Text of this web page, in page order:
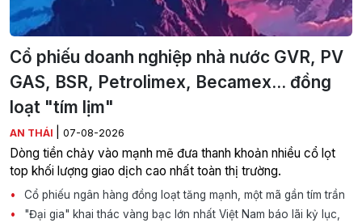
Cổ phiếu doanh nghiệp nhà nước GVR, PV
GAS, BSR, Petrolimex, Becamex... đồng
loạt "tím lịm"
AN THÁI 07-08-2026
Dòng tiền chảy vào mạnh mẽ đưa thanh khoản nhiều cổ lọt
top khối lượng giao dịch cao nhất toàn thị trường.
Cổ phiếu ngân hàng đồng loạt tăng mạnh, một mã gần tím trần
"Đại gia" khai thác vàng bạc lớn nhất Việt Nam báo lãi kỷ lục,